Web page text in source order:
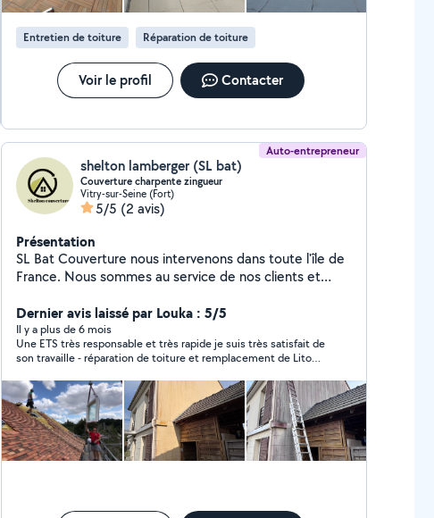
Engagés pour la sécurité, la qualité et la durabilité, nous
accompagnons nos clients de l'analyse du projet jusqu'à
la réalisation finale, en assurant un suivi rigoureux et des
finitions soignées. HCS ETANCHEITE: votre partenaire
pour des ouvrages parfaitement protégés, durables et
conformes aux normes
Entretien de toiture Réparation de toiture
Voir le profil Contacter
Auto-entrepreneur
shelton lamberger (SL bat)
Couverture charpente zingueur
Vitry-sur-Seine (Fort)
5/5 (2 avis)
Présentation
SL Bat Couverture nous intervenons dans toute l'île de
France. Nous sommes au service de nos clients et
prestations. Des travaux de toitures, d'étanchéité, de
zinguerie et de velux nos artisans sont formés
spécialement pour vos travaux de couverture mais
aussi pour réaliser vos projet de ravalement,
revêtements et peintures extérieur et intérieur d'une
main de maître. Nous travaillons sérieusement afin de
garantir un résultat de qualité au prix le plus juste.
Héritiers d'une longue tradition familiale, notre
entreprise est profondément attachée à la satisfaction
Dernier avis laissé par Louka : 5/5
Il y a plus de 6 mois
Une ETS très responsable et très rapide je suis très satisfait de
son travaille - réparation de toiture et remplacement de Lito
SL